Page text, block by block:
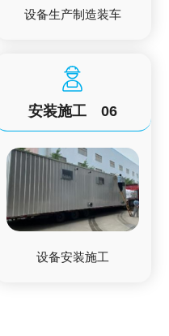
设备生产制造装车
安装施工 06
设备安装施工